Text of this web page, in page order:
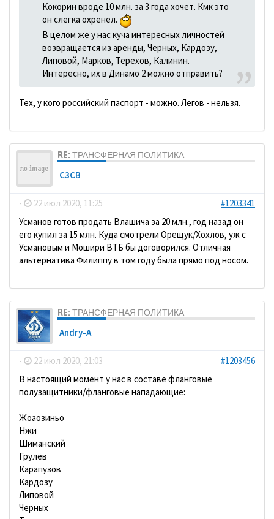
Кокорин вроде 10 млн. за 3 года хочет. Кмк это
он слегка охренел.
В целом же у нас куча интересных личностей
возвращается из аренды, Черных, Кардозу,
Липовой, Марков, Терехов, Калинин.
Интересно, их в Динамо 2 можно отправить?
Тех, у кого российский паспорт - можно. Легов - нельзя.
RE: ТРАНСФЕРНАЯ ПОЛИТИКА
C3CB
- 22 июл 2020, 11:25
#1203341
Усманов готов продать Влашича за 20 млн., год назад он
его купил за 15 млн. Куда смотрели Орещук/Хохлов, уж с
Усмановым и Мошири ВТБ бы договорился. Отличная
альтернатива Филиппу в том году была прямо под носом.
RE: ТРАНСФЕРНАЯ ПОЛИТИКА
Andry-A
- 22 июл 2020, 21:03
#1203456
В настоящий момент у нас в составе фланговые
полузащитники/фланговые нападающие:
Жоаозиньо
Нжи
Шиманский
Грулёв
Карапузов
Кардозу
Липовой
Черных